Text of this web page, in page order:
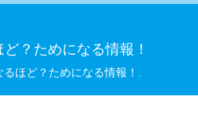
？ためになる情報！
ほど？ためになる情報！.